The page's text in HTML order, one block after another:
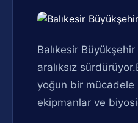
Balıkesir
aralıksız
yoğun bir mücadele
ekipmanlar ve